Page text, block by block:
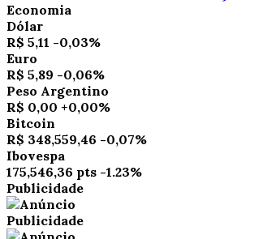
Economia
Dólar
R$ 5,11 -0,03%
Euro
R$ 5,89 -0,06%
Peso Argentino
R$ 0,00 +0,00%
Bitcoin
R$ 348,559,46 -0,07%
Ibovespa
175,546,36 pts -1.23%
Publicidade
Publicidade